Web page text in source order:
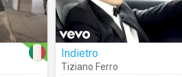
Indietro
Tiziano Ferro